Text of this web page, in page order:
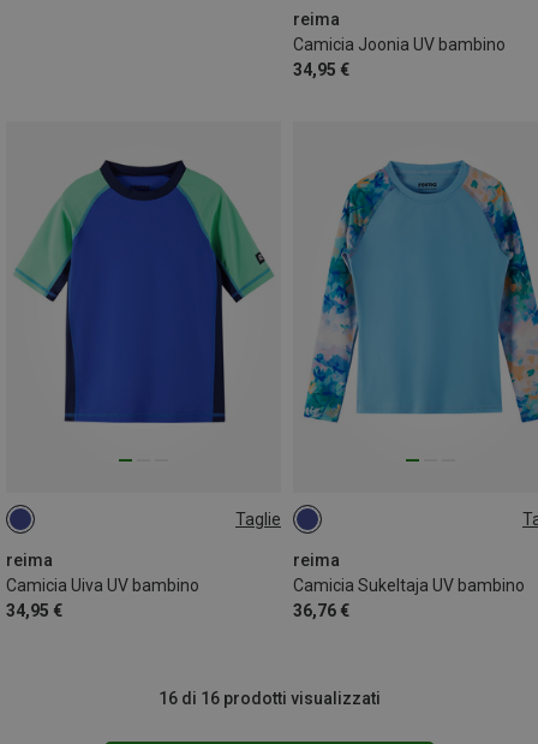
reima
Camicia Joonia UV bambino
34,95 €
Taglie
reima
Camicia Uiva UV bambino
34,95 €
110
reima
Camicia Sukeltaja UV bambino
36,76 €
104
16 di 16 prodotti visualizzati